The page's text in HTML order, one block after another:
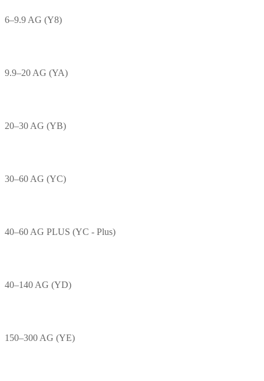
6–9.9 AG (Y8)
9.9–20 AG (YA)
20–30 AG (YB)
30–60 AG (YC)
40–60 AG PLUS (YC - Plus)
40–140 AG (YD)
150–300 AG (YE)